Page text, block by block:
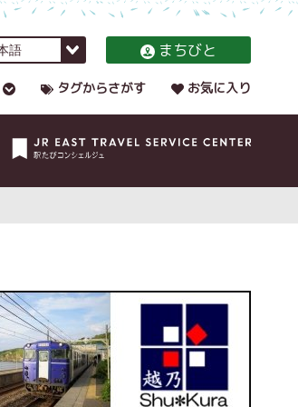
まちびと
タグからさがす お気に入り